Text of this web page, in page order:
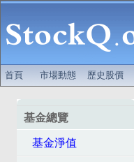
首頁 市場動態 歷史股價
基金總覽
基金淨值